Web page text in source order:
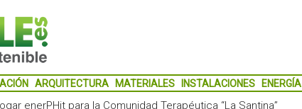
ARQUITECTURA MATERIALES INSTALACIONES ENERGÍA
enerPHit para la Comunidad Terapéutica “La Santina”